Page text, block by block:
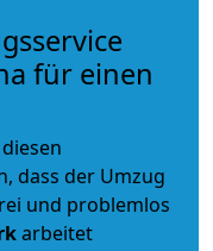
für einen
dass der Umzug
und problemlos
arbeitet